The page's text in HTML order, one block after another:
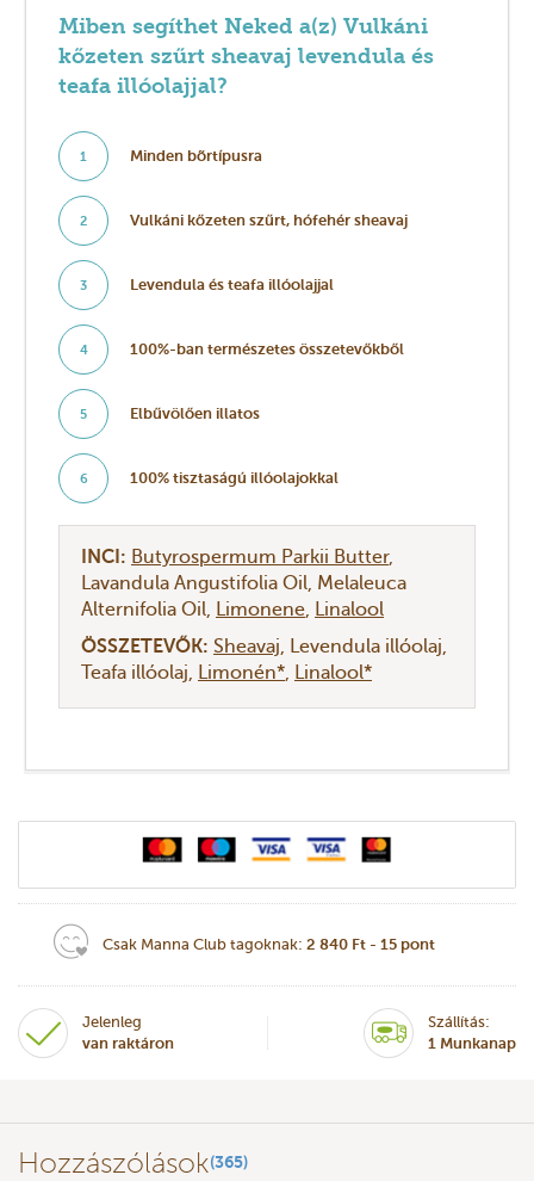
Miben segíthet Neked a(z) Vulkáni
kőzeten szűrt sheavaj levendula és
teafa illóolajjal?
1 Minden bõrtípusra
2 Vulkáni kőzeten szűrt, hófehér sheavaj
3 Levendula és teafa illóolajjal
4 100%-ban természetes összetevőkből
5 Elbűvölően illatos
6 100% tisztaságú illóolajokkal
INCI: Butyrospermum Parkii Butter
Lavandula Angustifolia Oil Melaleuca
Alternifolia Oil Limonene Linalool
ÖSSZETEVŐK: Sheavaj Levendula illóolaj
Teafa illóolaj Limonén* Linalool*
Csak Manna Club tagoknak: 2 840 Ft - 15 pont
Jelenleg
van raktáron
Szállítás:
1 Munkanap
Hozzászólások(365)